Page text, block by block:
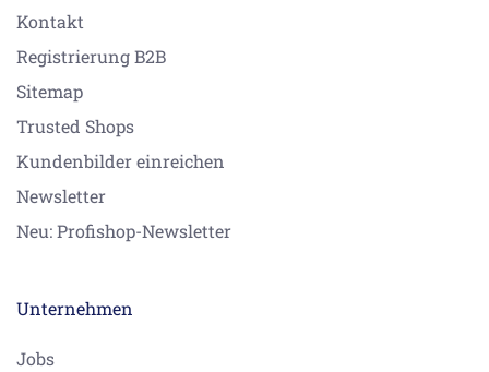
Kontakt
Registrierung B2B
Sitemap
Trusted Shops
Kundenbilder einreichen
Newsletter
Neu: Profishop-Newsletter
Unternehmen
Jobs